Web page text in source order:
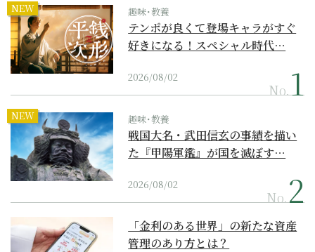
NEW 趣味･教養
テンポが良くて登場キャラがすぐ
好きになる！スペシャル時代…
2026/08/02
No.
NEW 趣味･教養
戦国大名・武田信玄の事績を描い
た『甲陽軍鑑』が国を滅ぼす…
2026/08/02
No.
「金利のある世界」の新たな資産
管理のあり方とは？